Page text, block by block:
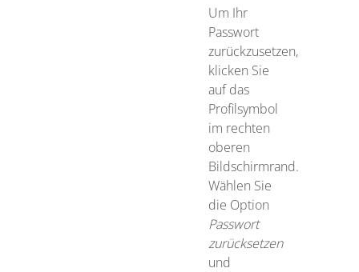
Um Ihr
Passwort
zurückzusetzen,
klicken Sie
auf das
Profilsymbol
im rechten
oberen
Bildschirmrand.
Wählen Sie
die Option
Passwort
zurücksetzen
und